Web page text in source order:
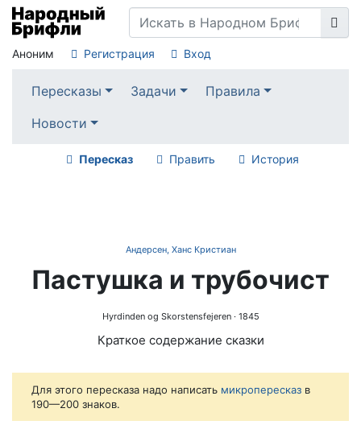
Аноним Регистрация Вход
Пересказы Задачи
Правила
Новости
Пересказ Править История
Андерсен, Ханс Кристиан
Пастушка и трубочист
Hyrdinden og Skorstensfejeren· 1845
Краткое содержание сказки
Для этого пересказа надо написать микропересказ в
190—200 знаков.